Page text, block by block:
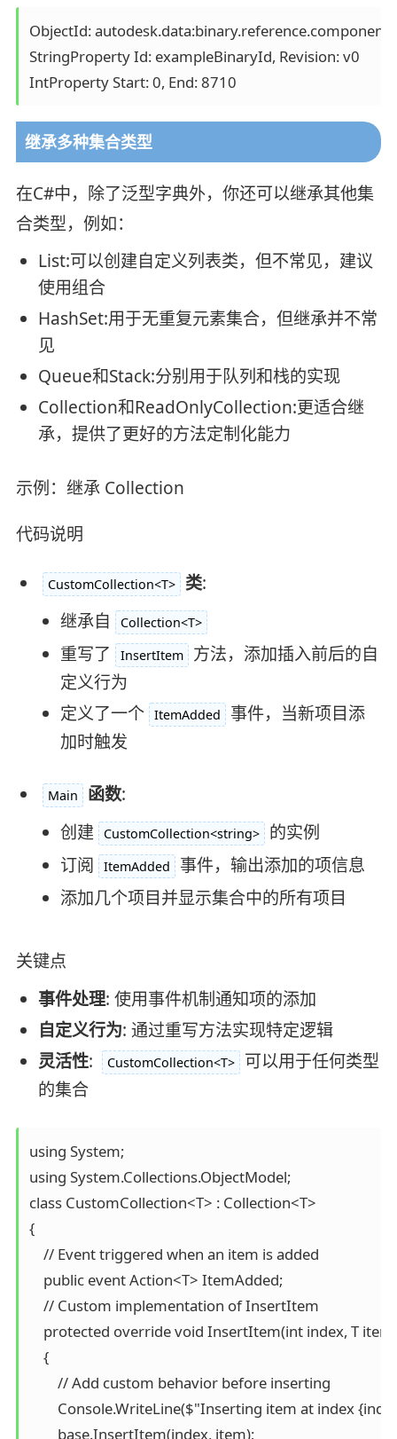
ObjectId: autodesk.data:binary.reference.component-
StringProperty Id: exampleBinaryId, Revision: v0
继承多种集合类型
在C#中，除了泛型字典外，你还可以继承其他集
合类型，例如：
List:可以创建自定义列表类，但不常见，建议
使用组合
HashSet:用于无重复元素集合，但继承并不常
见
Queue和Stack:分别用于队列和栈的实现
Collection和ReadOnlyCollection:更适合继
承，提供了更好的方法定制化能力
示例：继承 Collection
代码说明
CustomCollection<T> 类:
继承自
Collection<T>
重写了 InsertItem
方法，添加插入前后的自
定义行为
定义了一个 ItemAdded
事件，当新项目添
加时触发
Main 函数:
创建
CustomCollection<string>
的实例
订阅
ItemAdded
事件，输出添加的项信息
添加几个项目并显示集合中的所有项目
关键点
事件处理: 使用事件机制通知项的添加
自定义行为: 通过重写方法实现特定逻辑
灵活性: CustomCollection<T>
可以用于任何类型
的集合
using System;
using System.Collections.ObjectModel;
class CustomCollection<T> : Collection<T>
{
    // Event triggered when an item is added
    public event Action<T> ItemAdded;
    // Custom implementation of InsertItem
    protected override void InsertItem(int index, T item)
    {
        // Add custom behavior before inserting
Console.WriteLine($"Inserting item at index
        base.InsertItem(index, item);